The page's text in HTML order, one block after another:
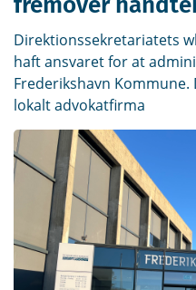
Direktionssekretariatets
haft ansvaret for at
Frederikshavn
lokalt advokatfirma